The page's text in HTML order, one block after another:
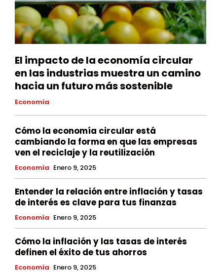
El impacto de la economía circular
en las industrias muestra un camino
hacia un futuro más sostenible
Economía
Cómo la economía circular está
cambiando la forma en que las empresas
ven el reciclaje y la reutilización
Economía Enero 9, 2025
Entender la relación entre inflación y tasas
de interés es clave para tus finanzas
Economía Enero 9, 2025
Cómo la inflación y las tasas de interés
definen el éxito de tus ahorros
Economía Enero 9, 2025